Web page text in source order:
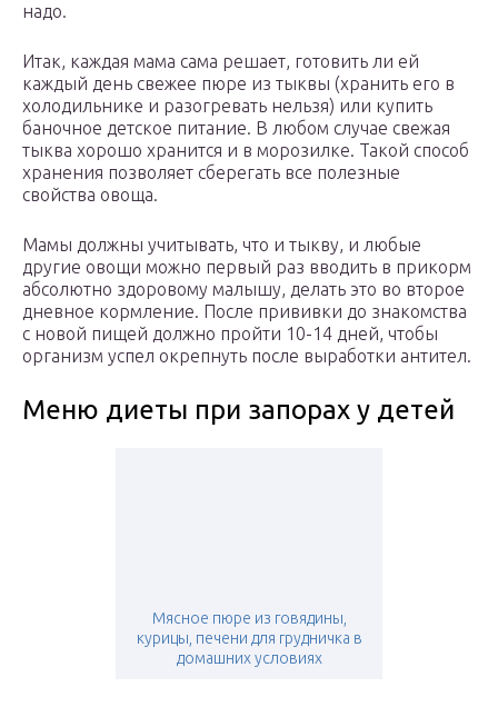
надо.
Итак, каждая мама сама решает, готовить ли ей
каждый день свежее пюре из тыквы (хранить его в
холодильнике и разогревать нельзя) или купить
баночное детское питание. В любом случае свежая
тыква хорошо хранится и в морозилке. Такой способ
хранения позволяет сберегать все полезные
свойства овоща.
Мамы должны учитывать, что и тыкву, и любые
другие овощи можно первый раз вводить в прикорм
абсолютно здоровому малышу, делать это во второе
дневное кормление. После прививки до знакомства
с новой пищей должно пройти 10-14 дней, чтобы
организм успел окрепнуть после выработки антител.
Меню диеты при запорах у детей
Мясное пюре из говядины,
курицы, печени для грудничка в
домашних условиях